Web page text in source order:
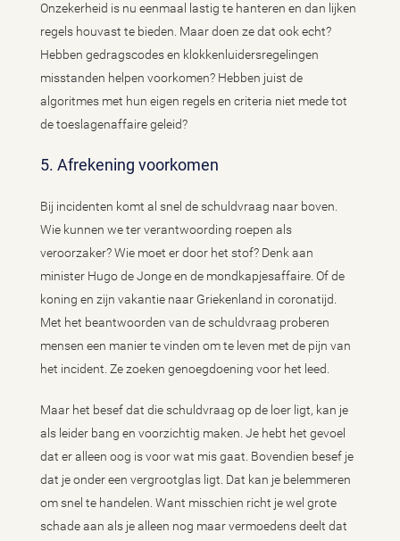
Onzekerheid is nu eenmaal lastig te hanteren en dan lijken
regels houvast te bieden. Maar doen ze dat ook echt?
Hebben gedragscodes en klokkenluidersregelingen
misstanden helpen voorkomen? Hebben juist de
algoritmes met hun eigen regels en criteria niet mede tot
de toeslagenaffaire geleid?
5. Afrekening voorkomen
Bij incidenten komt al snel de schuldvraag naar boven.
Wie kunnen we ter verantwoording roepen als
veroorzaker? Wie moet er door het stof? Denk aan
minister Hugo de Jonge en de mondkapjesaffaire. Of de
koning en zijn vakantie naar Griekenland in coronatijd.
Met het beantwoorden van de schuldvraag proberen
mensen een manier te vinden om te leven met de pijn van
het incident. Ze zoeken genoegdoening voor het leed.
Maar het besef dat die schuldvraag op de loer ligt, kan je
als leider bang en voorzichtig maken. Je hebt het gevoel
dat er alleen oog is voor wat mis gaat. Bovendien besef je
dat je onder een vergrootglas ligt. Dat kan je belemmeren
om snel te handelen. Want misschien richt je wel grote
schade aan als je alleen nog maar vermoedens deelt dat